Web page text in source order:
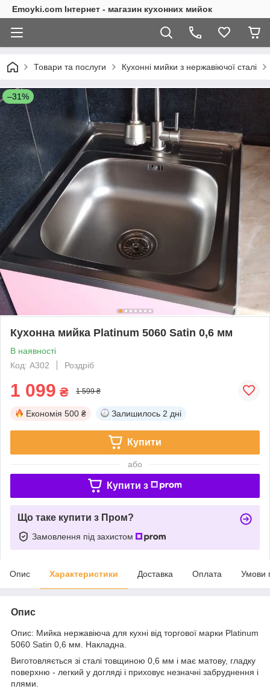
Emoyki.com Інтернет - магазин кухонних мийок
Товари та послуги Кухонні мийки з нержавіючої сталі
–31%
Кухонна мийка Platinum 5060 Satin 0,6 мм
В наявності
Код: A302
Роздріб
1 099 ₴ 1 599 ₴
Економія 500 ₴ Залишилось 2 дні
Купити
або
Купити з
Що таке купити з Пром?
Замовлення під захистом
Опис Характеристики Доставка Оплата Умови
Опис
Опис: Мийка нержавіюча для кухні від торгової марки Platinum
5060 Satin 0,6 мм. Накладна.
Виготовляється зі сталі товщиною 0,6 мм і має матову, гладку
поверхню - легкий у догляді і приховує незначні забруднення і
плями.